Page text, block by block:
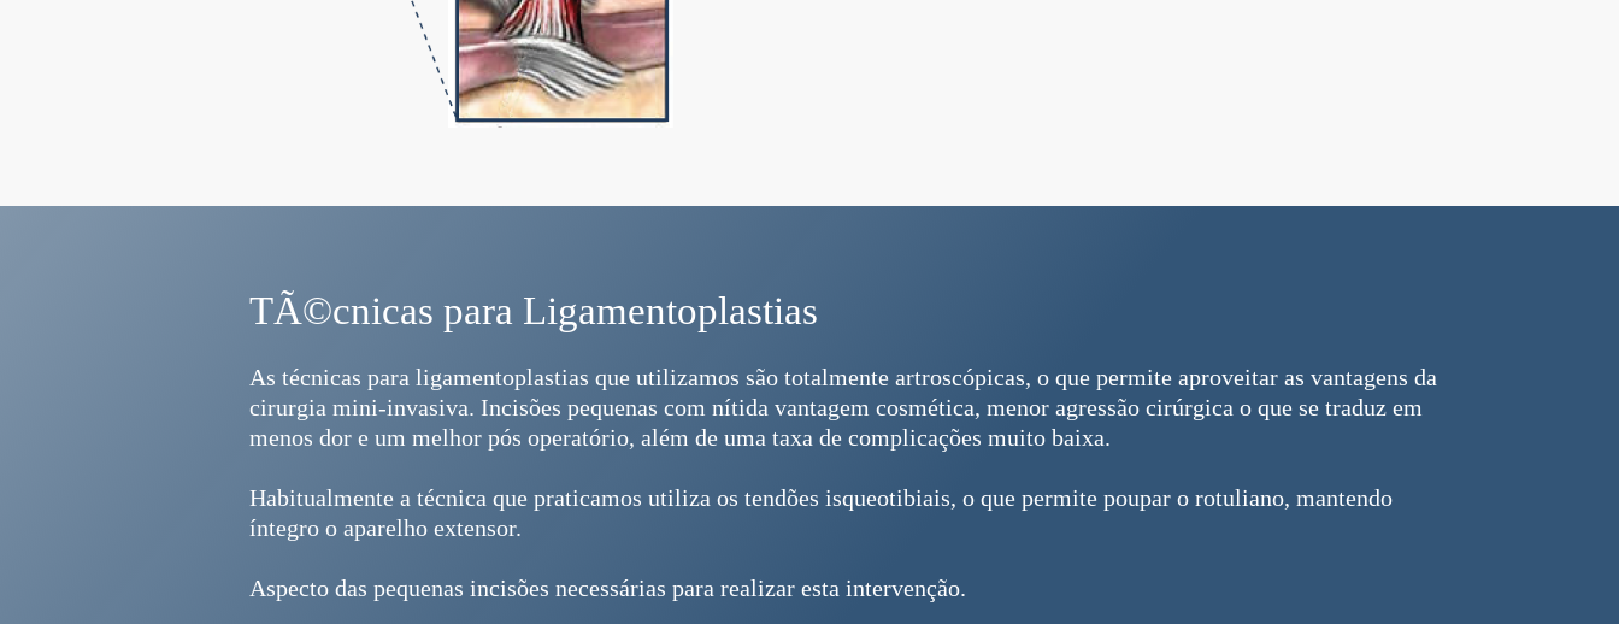
TÃ©cnicas para Ligamentoplastias
As técnicas para ligamentoplastias que utilizamos são totalmente artroscópicas, o que permite aproveitar as vantagens da
cirurgia mini-invasiva. Incisões pequenas com nítida vantagem cosmética, menor agressão cirúrgica o que se traduz em
menos dor e um melhor pós operatório, além de uma taxa de complicações muito baixa.
Habitualmente a técnica que praticamos utiliza os tendões isqueotibiais, o que permite poupar o rotuliano, mantendo
íntegro o aparelho extensor.
Aspecto das pequenas incisões necessárias para realizar esta intervenção.